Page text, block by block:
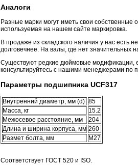
Аналоги
Разные марки могут иметь свои
используемая на нашем сайте маркировка.
В продаже из складского наличия у нас есть
долговечнее. На валы, где нет значительных
Существуют редкие дюймовые модификации,
консультируйтесь с нашими менеджерами
Параметры подшипника UCF317
Внутренний диаметр, мм (d) 85
Масса, кг
15.2
Межосевое расстояние, мм
204
Длина и ширина корпуса, мм 260
Размет болта, мм
М27
Соответствует ГОСТ 520 и ISO.